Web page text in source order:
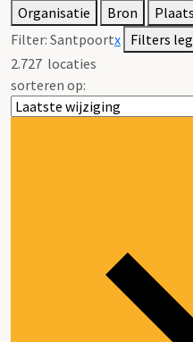
Organisatie
Bron Plaats
Filter: Santpoortx Filters
2.727 locaties
sorteren op: